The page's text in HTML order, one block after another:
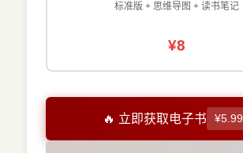
标准版 + 思维导图 + 读书笔记
¥8
🔥 立即获取电子书 ¥5.99